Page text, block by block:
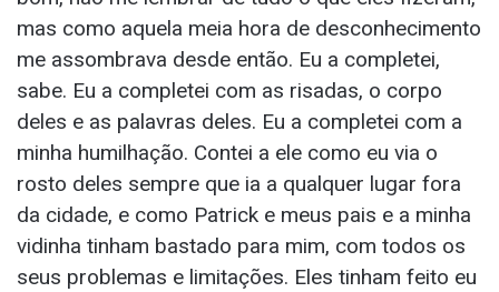
mas como aquela meia hora de desconhecimento
me assombrava desde então. Eu a completei,
sabe. Eu a completei com as risadas, o corpo
deles e as palavras deles. Eu a completei com a
minha humilhação. Contei a ele como eu via o
rosto deles sempre que ia a qualquer lugar fora
da cidade, e como Patrick e meus pais e a minha
vidinha tinham bastado para mim, com todos os
seus problemas e limitações. Eles tinham feito eu